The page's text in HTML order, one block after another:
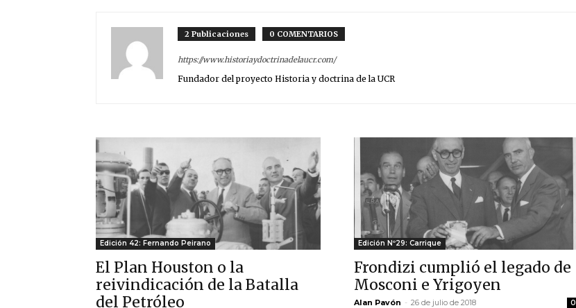
2 Publicaciones 0 COMENTARIOS
https://www.historiaydoctrinadelaucr.com/
Fundador del proyecto Historia y doctrina de la UCR
Edición 42: Fernando Peirano
El Plan Houston o la
reivindicación de la Batalla
del Petróleo
Edición Nº29: Carrique
Frondizi cumplió el legado de
Mosconi e Yrigoyen
Alan Pavón - 26 de julio de 2018 0